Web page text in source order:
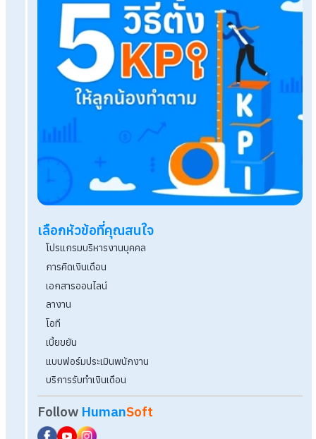
Q&A ย้ายตำแหน่งงาน ต้องได้รับความยินยอมจาก
ก่อนหรือไม่
Perfectionist คืออะไร ส่งผลต่อการทำงานอย่างไร